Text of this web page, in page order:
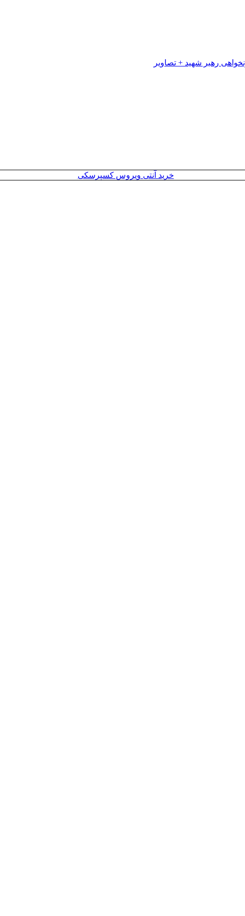
خرید آنتی ویروس کسپرسکی